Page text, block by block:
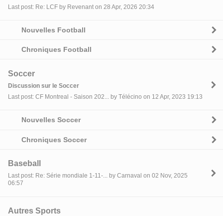
Last post: Re: LCF by Revenant on 28 Apr, 2026 20:34
Nouvelles Football
Chroniques Football
Soccer
Discussion sur le Soccer
Last post: CF Montreal - Saison 202... by Télécino on 12 Apr, 2023 19:13
Nouvelles Soccer
Chroniques Soccer
Baseball
Last post: Re: Série mondiale 1-11-... by Carnaval on 02 Nov, 2025
06:57
Autres Sports